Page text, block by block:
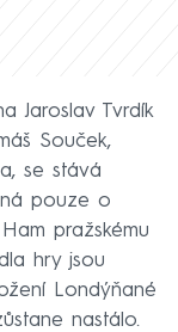
Jaroslav Tvrdík
Souček,
se stává
pouze o
pražskému
hry jsou
Londýňané
nastálo.